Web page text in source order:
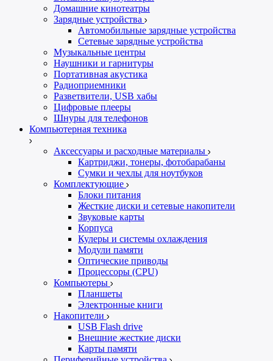
Домашние кинотеатры
Зарядные устройства
Автомобильные зарядные устройства
Сетевые зарядные устройства
Музыкальные центры
Наушники и гарнитуры
Портативная акустика
Радиоприемники
Разветвители, USB хабы
Цифровые плееры
Шнуры для телефонов
Компьютерная техника
Аксессуары и расходные материалы
Картриджи, тонеры, фотобарабаны
Сумки и чехлы для ноутбуков
Комплектующие
Блоки питания
Жесткие диски и сетевые накопители
Звуковые карты
Корпуса
Кулеры и системы охлаждения
Модули памяти
Оптические приводы
Процессоры (CPU)
Компьютеры
Планшеты
Электронные книги
Накопители
USB Flash drive
Внешние жесткие диски
Карты памяти